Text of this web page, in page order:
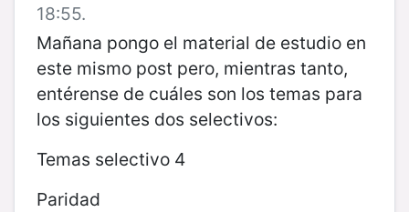
18:55.
Mañana pongo el material de estudio en
este mismo post pero, mientras tanto,
entérense de cuáles son los temas para
los siguientes dos selectivos:
Temas selectivo 4
Paridad